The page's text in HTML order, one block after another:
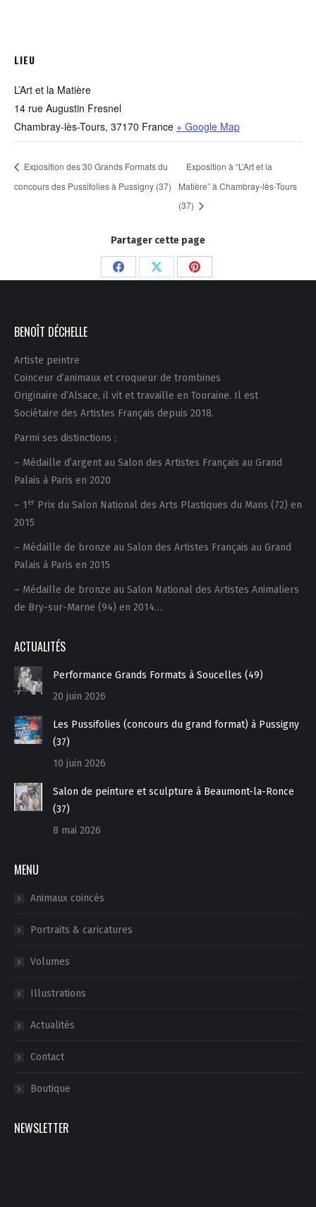
LIEU
L’Art et la Matière
14 rue Augustin Fresnel
Chambray-lès-Tours, 37170 France + Google Map
Exposition des 30 Grands Formats du
concours des Pussifolies à Pussigny (37)
Exposition à “L’Art et la
Matière” à Chambray-lès-Tours
(37)
Partager cette page
PartagerPartagerPartager
BENOÎT DÉCHELLE
Artiste peintre
Coinceur d’animaux et croqueur de trombines
Originaire d’Alsace, il vit et travaille en Touraine. Il est
Sociétaire des Artistes Français depuis 2018.
Parmi ses distinctions :
– Médaille d’argent au Salon des Artistes Français au Grand
Palais à Paris en 2020
– 1 er Prix du Salon National des Arts Plastiques du Mans (72) en
2015
– Médaille de bronze au Salon des Artistes Français au Grand
Palais à Paris en 2015
– Médaille de bronze au Salon National des Artistes Animaliers
de Bry-sur-Marne (94) en 2014…
ACTUALITÉS
Performance Grands Formats à Soucelles (49)
20 juin 2026
Les Pussifolies (concours du grand format) à Pussigny
(37)
10 juin 2026
Salon de peinture et sculpture à Beaumont-la-Ronce
(37)
8 mai 2026
MENU
Animaux coincés
Portraits & caricatures
Volumes
Illustrations
Actualités
Contact
Boutique
NEWSLETTER